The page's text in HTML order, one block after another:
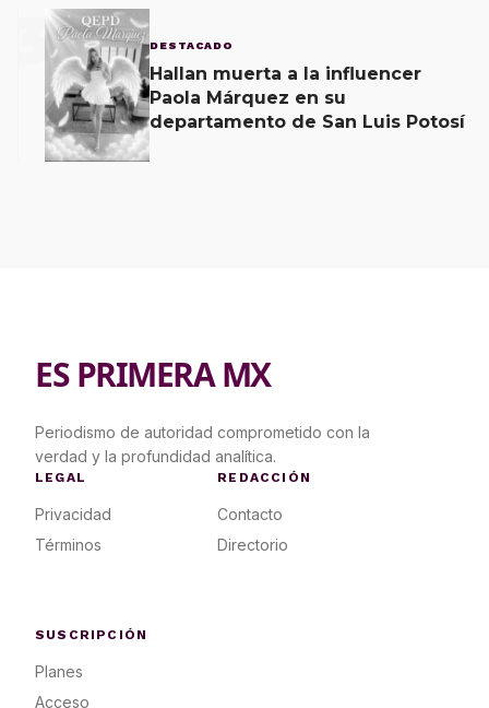
3 DESTACADO
Hallan muerta a la influencer
Paola Márquez en su
departamento de San Luis Potosí
ES PRIMERA MX
Periodismo de autoridad comprometido con la
verdad y la profundidad analítica.
LEGAL
Privacidad
Términos
REDACCIÓN
Contacto
Directorio
SUSCRIPCIÓN
Planes
Acceso